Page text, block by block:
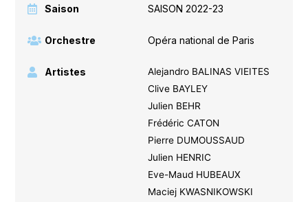
Saison SAISON 2022-23
Orchestre Opéra national de Paris
Artistes
Alejandro BALINAS VIEITES
Clive BAYLEY
Julien BEHR
Frédéric CATON
Pierre DUMOUSSAUD
Julien HENRIC
Eve-Maud HUBEAUX
Maciej KWASNIKOWSKI